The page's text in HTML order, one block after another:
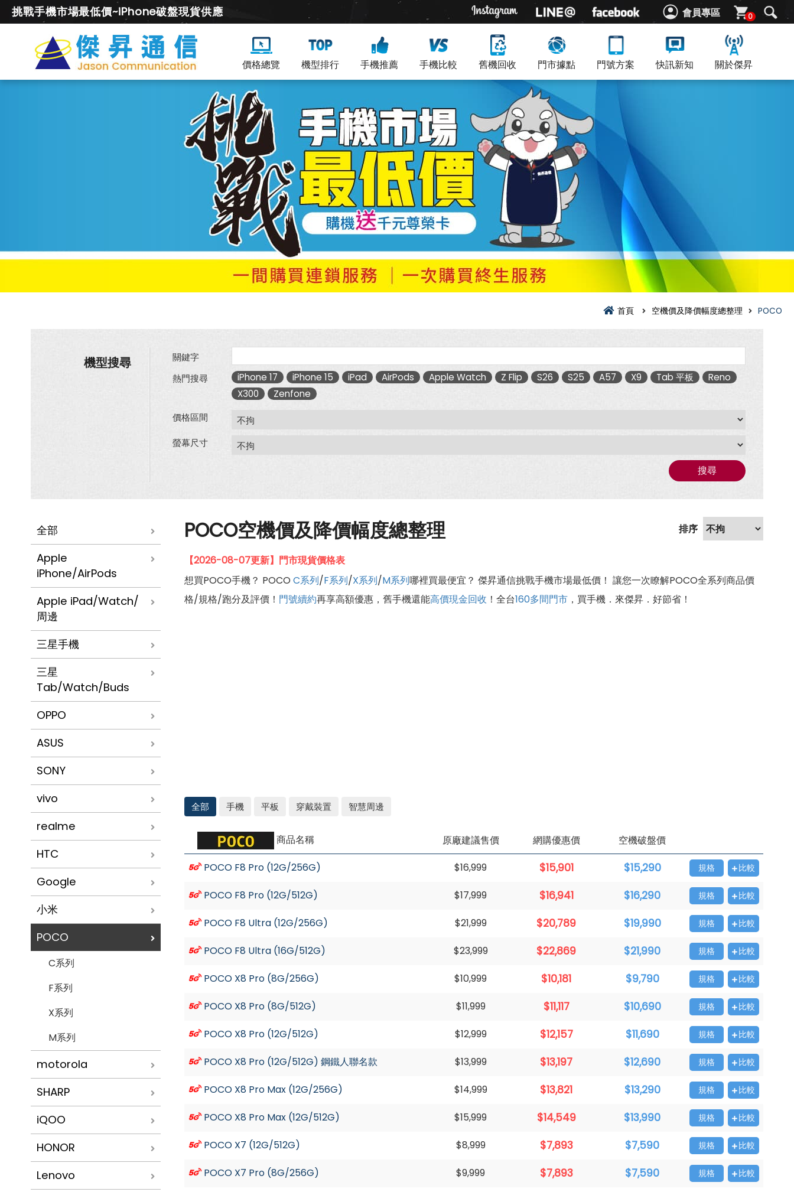
POCO
會員專區 0
挑戰手機市場最低價~iPhone破盤現貨供應
價格總覽 機型排行 手機推薦 手機比較 舊機回收 門市據點 門號方案 快訊新知 關於傑昇
首頁 空機價及降價幅度總整理 POCO
機型搜尋
關鍵字
熱門搜尋
iPhone 17 iPhone 15 iPad AirPods Apple Watch Z Flip S26 S25 A57 X9 Tab 平板
Reno
X300
Zenfone
價格區間
螢幕尺寸
搜尋
全部
Apple
iPhone/AirPods
Apple iPad/Watch/
周邊
三星手機
三星
Tab/Watch/Buds
OPPO
ASUS
SONY
vivo
realme
HTC
Google
小米
POCO
C系列
F系列
X系列
M系列
motorola
SHARP
iQOO
HONOR
Lenovo
POCO空機價及降價幅度總整理
【2026-08-07更新】門市現貨價格表
想買POCO手機？ POCO C系列/F系列/X系列/M系列哪裡買最便宜？ 傑昇通信挑戰手機市場最低價！ 讓您一次瞭解POCO全系列商品價
格/規格/跑分及評價！ 門號續約再享高額優惠，舊手機還能高價現金回收 ！全台160多間門市 ，買手機．來傑昇．好節省！
全部 手機 平板 穿戴裝置 智慧周邊
POCO
商品名稱 原廠建議售價 網購優惠價
空機破盤價
POCO F8 Pro (12G/256G)
$16,999 $15,901 $15,290 規格 比較
POCO F8 Pro (12G/512G) $17,999 $16,941 $16,290 規格 比較
POCO F8 Ultra (12G/256G) $21,999 $20,789 $19,990 規格 比較
POCO F8 Ultra (16G/512G) $23,999 $22,869 $21,990 規格 比較
POCO X8 Pro (8G/256G) $10,999 $10,181 $9,790 規格 比較
POCO X8 Pro (8G/512G) $11,999 $11,117 $10,690 規格 比較
POCO X8 Pro (12G/512G) $12,999 $12,157 $11,690 規格 比較
POCO X8 Pro (12G/512G) 鋼鐵人聯名款 $13,999 $13,197 $12,690 規格 比較
POCO X8 Pro Max (12G/256G) $14,999 $13,821 $13,290 規格 比較
POCO X8 Pro Max (12G/512G) $15,999 $14,549 $13,990 規格 比較
POCO X7 (12G/512G) $8,999 $7,893 $7,590 規格 比較
POCO X7 Pro (8G/256G) $9,999 $7,893 $7,590 規格 比較